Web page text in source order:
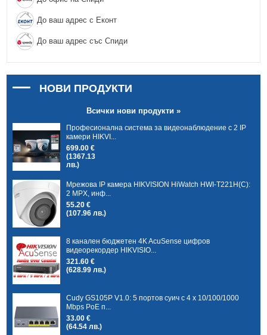
До ваш адрес с Еконт
До ваш адрес със Спиди
НОВИ ПРОДУКТИ
Всички нови продукти »
Професионална система за видеонаблюдение с 2 IP
камери HIKVI...
699.00 €
(1367.13
лв.)
Мрежова IP камера HIKVISION HiWatch HWI-T221H(C):
2 MPX, инф...
55.20 €
(107.96 лв.)
8 канален бюджетен 4K AcuSense цифров
видеорекордер HIKVISIO...
321.60 €
(628.99 лв.)
Cudy GS105P V1.0: 5 портов суич с 4 x 10/100/1000
Mbps PoE п...
33.00 €
(64.54 лв.)